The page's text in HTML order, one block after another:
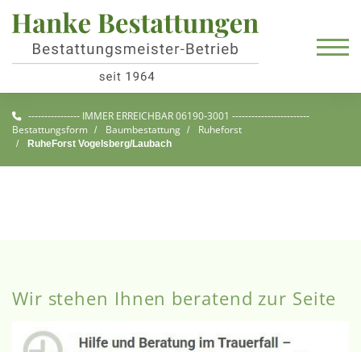
---------------- IMMER ERREICHBAR 06190-3001 ------------------------
Bestattungsform
Baumbestattung
Ruheforst
RuheForst Vogelsberg/Laubach
Wir stehen Ihnen beratend zur Seite